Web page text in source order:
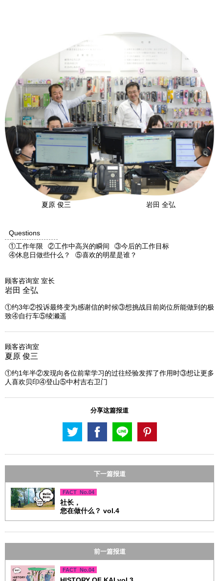
夏原 俊三 岩田 全弘
Questions
①工作年限
②工作中高兴的瞬间
③今后的工作目标
④休息日做些什么？
⑤喜欢的明星是谁？
顾客咨询室 室长
岩田 全弘
①约3年②投诉最终变为感谢信的时候③想挑战目前岗位所能做到的极
致④自行车⑤绫濑遥
顾客咨询室
夏原 俊三
①约1年半②发现向各位前辈学习的过往经验发挥了作用时③想让更多
人喜欢贝印④登山⑤中村吉右卫门
分享这篇报道
下一篇报道
FACT No.04
社长，
您在做什么？ vol.4
前一篇报道
FACT No.04